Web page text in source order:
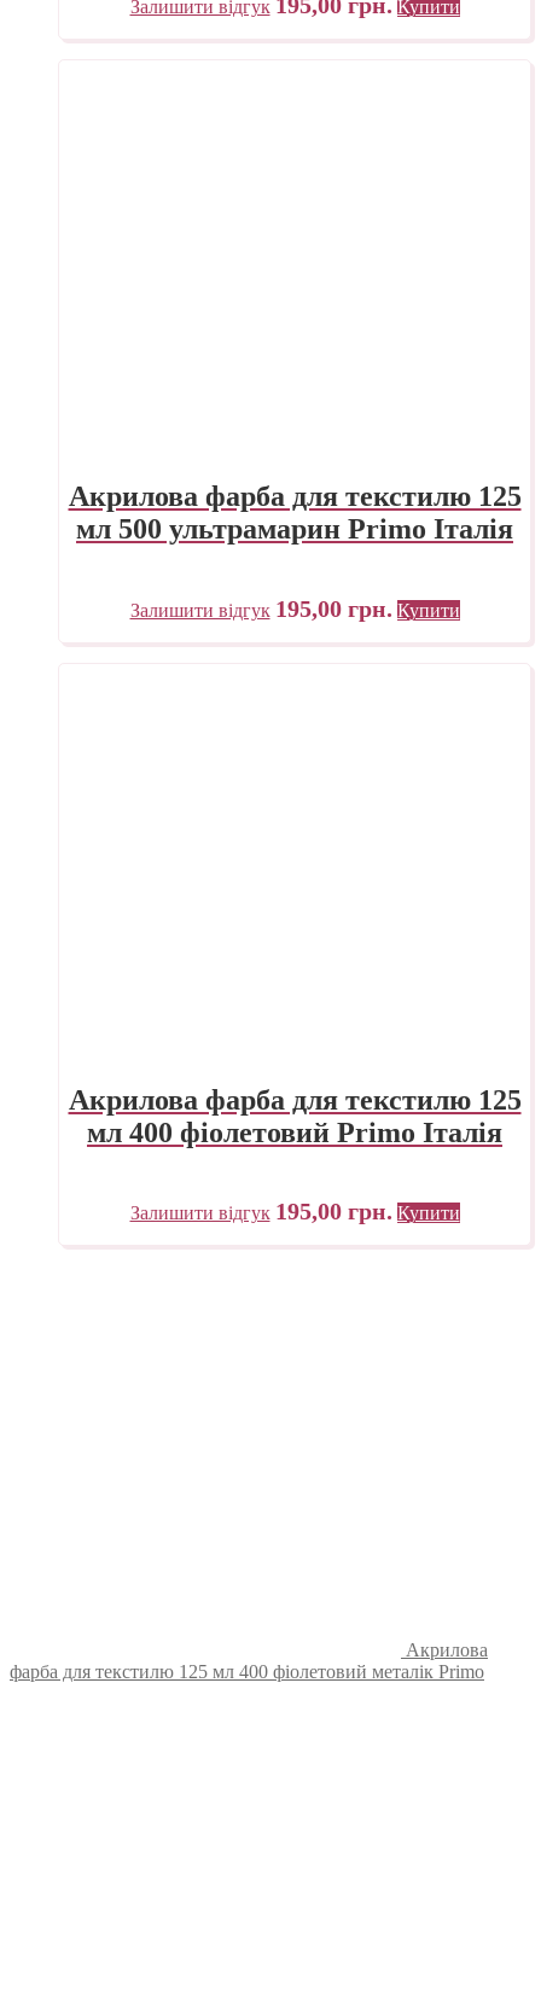
Залишити відгук Купити
Акрилова фарба для текстилю 125
мл 500 ультрамарин Primo Італія
Залишити відгук 195,00 грн. Купити
Акрилова фарба для текстилю 125
мл 400 фіолетовий Primo Італія
Залишити відгук 195,00 грн. Купити
Акрилова
фарба для текстилю 125 мл 400 фіолетовий металік Primo